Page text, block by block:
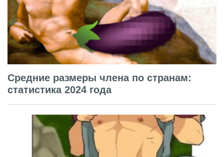
Средние размеры члена по странам:
статистика 2024 года